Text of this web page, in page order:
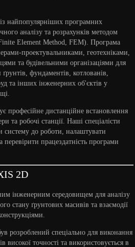
найпопулярніших програмних
аналізу та розрахунків методом
Element Method, FEM). Програма
проектувальниками, геотехніками,
та будівельними організаціями для
фундаментів, котлованів,
та інших інженерних об'єктів у
професійне дистанційне встановлення
та робочі станції. Наші спеціалісти
систему до роботи, налаштувати
перевірити працездатність програми
2D
інженерним середовищем для аналізу
стану ґрунтових масивів та взаємодії
розроблений спеціально для виконання
високої точності та використовується в